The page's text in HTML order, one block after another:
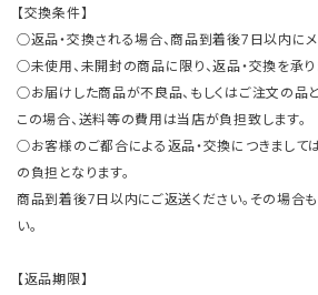
【交換条件】
○返品・交換される場合、商品到着後7日以内にメ
○未使用、未開封の商品に限り、返品・交換を承り
○お届けした商品が不良品、もしくはご注文の品
この場合、送料等の費用は当店が負担致します。
○お客様のご都合による返品・交換につきまして
の負担となります。
商品到着後7日以内にご返送ください。その場合
い。
【返品期限】